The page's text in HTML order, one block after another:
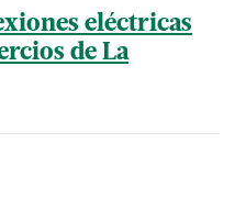
eléctricas
de La